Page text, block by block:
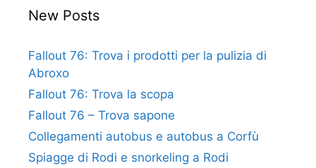
New Posts
Fallout 76: Trova i prodotti per la pulizia di
Abroxo
Fallout 76: Trova la scopa
Fallout 76 – Trova sapone
Collegamenti autobus e autobus a Corfù
Spiagge di Rodi e snorkeling a Rodi